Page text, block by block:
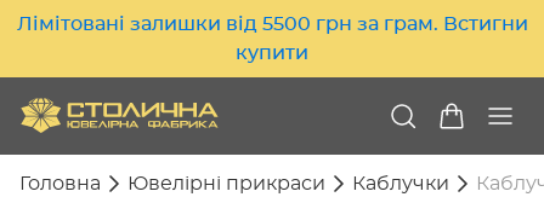
Лімітовані залишки від 5500 грн за грам. Встигни
купити
Головна Ювелірні прикраси Каблучки